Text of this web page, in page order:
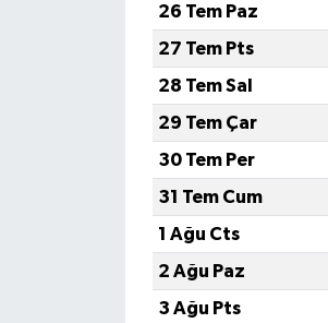
26 Tem Paz
27 Tem Pts
28 Tem Sal
29 Tem Çar
30 Tem Per
31 Tem Cum
1 Ağu Cts
2 Ağu Paz
3 Ağu Pts